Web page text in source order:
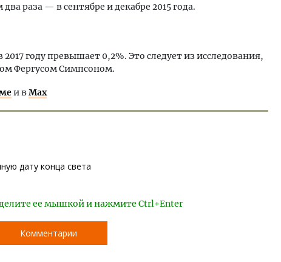
раза — в сентябре и декабре 2015 года.
году превышает 0,2%. Это следует из исследования,
Фергусом Симпсоном.
и вMax
дату конца света
ее мышкой и нажмите Ctrl+Enter
Комментарии